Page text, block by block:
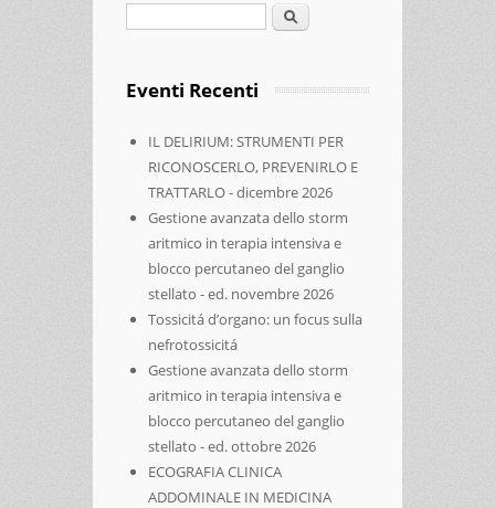
Cerca
Eventi Recenti
IL DELIRIUM: STRUMENTI PER
RICONOSCERLO, PREVENIRLO E
TRATTARLO - dicembre 2026
Gestione avanzata dello storm
aritmico in terapia intensiva e
blocco percutaneo del ganglio
stellato - ed. novembre 2026
Tossicitá d’organo: un focus sulla
nefrotossicitá
Gestione avanzata dello storm
aritmico in terapia intensiva e
blocco percutaneo del ganglio
stellato - ed. ottobre 2026
ECOGRAFIA CLINICA
ADDOMINALE IN MEDICINA